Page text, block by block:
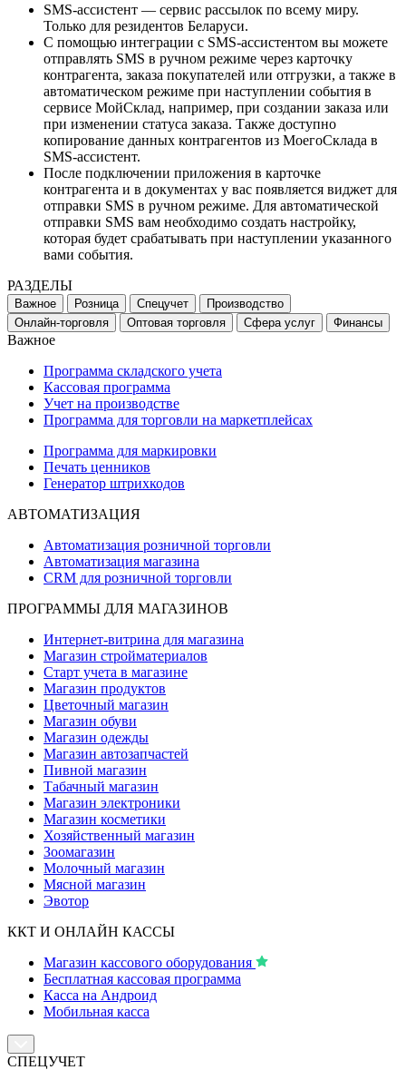
SMS-ассистент — сервис рассылок по всему миру.
Только для резидентов Беларуси.
С помощью интеграции с SMS-ассистентом вы можете
отправлять SMS в ручном режиме через карточку
контрагента, заказа покупателей или отгрузки, а также в
автоматическом режиме при наступлении события в
сервисе МойСклад, например, при создании заказа или
при изменении статуса заказа. Также доступно
копирование данных контрагентов из МоегоСклада в
SMS-ассистент.
После подключении приложения в карточке
контрагента и в документах у вас появляется виджет для
отправки SMS в ручном режиме. Для автоматической
отправки SMS вам необходимо создать настройку,
которая будет срабатывать при наступлении указанного
вами события.
РАЗДЕЛЫ
Важное Розница Спецучет
Производство
Онлайн-торговля
Оптовая торговля Сфера услуг Финансы
Важное
Программа складского учета
Кассовая программа
Учет на производстве
Программа для торговли на маркетплейсах
Программа для маркировки
Печать ценников
Генератор штрихкодов
АВТОМАТИЗАЦИЯ
Автоматизация розничной торговли
Автоматизация магазина
CRM для розничной торговли
ПРОГРАММЫ ДЛЯ МАГАЗИНОВ
Интернет-витрина для магазина
Магазин стройматериалов
Старт учета в магазине
Магазин продуктов
Цветочный магазин
Магазин обуви
Магазин одежды
Магазин автозапчастей
Пивной магазин
Табачный магазин
Магазин электроники
Магазин косметики
Хозяйственный магазин
Зоомагазин
Молочный магазин
Мясной магазин
Эвотор
ККТ И ОНЛАЙН КАССЫ
Магазин кассового оборудования
Бесплатная кассовая программа
Касса на Андроид
Мобильная касса
СПЕЦУЧЕТ